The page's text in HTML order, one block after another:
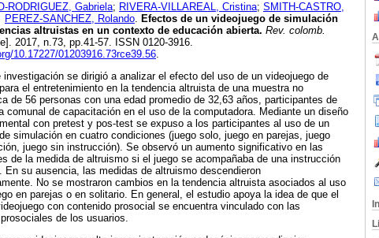
RODRIGUEZ, Gabriela; RIVERA-VILLAREAL, Cristina; SMITH-CASTRO,
PEREZ-SANCHEZ, Rolando. Efectos de un videojuego de simulación
altruistas en un contexto de educación abierta. Rev. colomb.
2017, n.73, pp.41-57. ISSN 0120-3916.
10.17227/01203916.73rce39.56.
investigación se dirigió a analizar el efecto del uso de un videojuego de
el entretenimiento en la tendencia altruista de una muestra no
de 56 personas con una edad promedio de 32,63 años, participantes de
comunal de capacitación en el uso de la computadora. Mediante un diseño
con pretest y pos-test se expuso a los participantes al uso de un
simulación en cuatro condiciones (juego solo, juego en parejas, juego
juego sin instrucción). Se observó un aumento significativo en las
de la medida de altruismo si el juego se acompañaba de una instrucción
En su ausencia, las medidas de altruismo descendieron
No se mostraron cambios en la tendencia altruista asociados al uso
en parejas o en solitario. En general, el estudio apoya la idea de que el
con contenido prosocial se encuentra vinculado con las
de los usuarios.